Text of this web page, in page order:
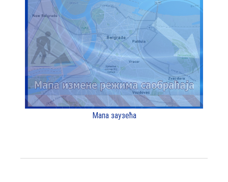
Мапа заузећа